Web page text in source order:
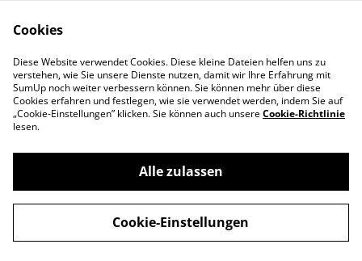
Markenrechtlicher
Hinweis
©2026Top-Patrone
powered by
Cookies
Diese Website verwendet Cookies. Diese kleine Dateien helfen uns zu
verstehen, wie Sie unsere Dienste nutzen, damit wir Ihre Erfahrung mit
SumUp noch weiter verbessern können. Sie können mehr über diese
Cookies erfahren und festlegen, wie sie verwendet werden, indem Sie auf
„Cookie-Einstellungen” klicken. Sie können auch unsereCookie-Richtlinie
lesen.
Alle zulassen
Cookie-Einstellungen